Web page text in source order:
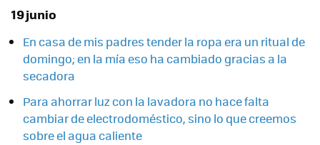
19 junio
En casa de mis padres tender la ropa era un ritual de
domingo; en la mía eso ha cambiado gracias a la
secadora
Para ahorrar luz con la lavadora no hace falta
cambiar de electrodoméstico, sino lo que creemos
sobre el agua caliente